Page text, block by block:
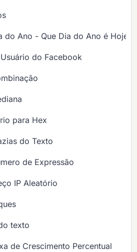
do Ano - Que Dia do Ano é Hoje?
do Facebook
para Hex
do Texto
de Expressão
IP Aleatório
texto
de Crescimento Percentual